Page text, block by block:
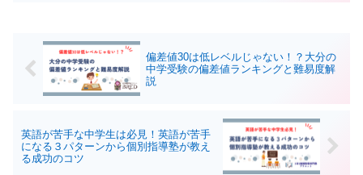
偏差値30は低レベルじゃない！？大分の
中学受験の偏差値ランキングと難易度解
説
英語が苦手な中学生は必見！英語が苦手
になる３パターンから個別指導塾が教え
る成功のコツ